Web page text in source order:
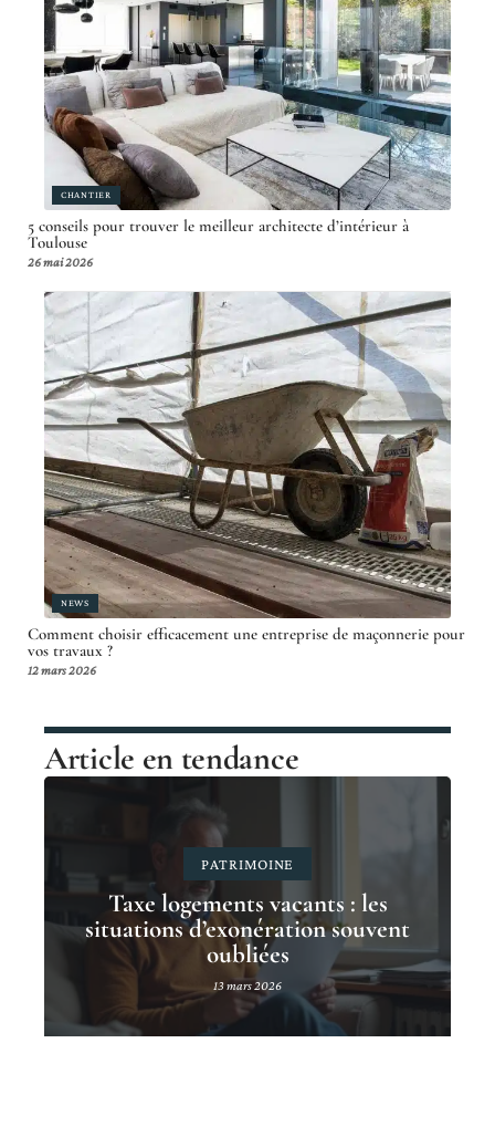
CHANTIER
5 conseils pour trouver le meilleur architecte d’intérieur à
Toulouse
26 mai 2026
NEWS
Comment choisir efficacement une entreprise de maçonnerie pour
vos travaux ?
12 mars 2026
Article en tendance
PATRIMOINE
Taxe logements vacants : les
situations d’exonération souvent
oubliées
13 mars 2026